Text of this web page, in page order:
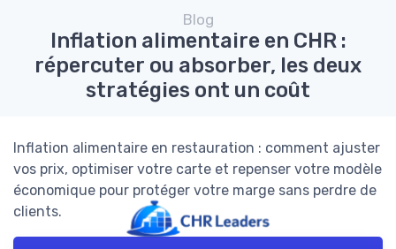
Blog
Inflation alimentaire en CHR :
répercuter ou absorber, les deux
stratégies ont un coût
Inflation alimentaire en restauration : comment ajuster
vos prix, optimiser votre carte et repenser votre modèle
économique pour protéger votre marge sans perdre de
clients.